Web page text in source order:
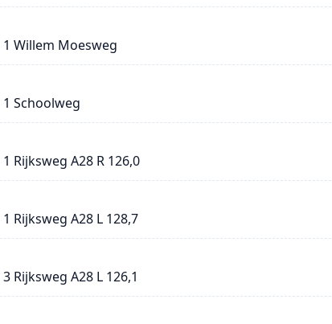
1 Willem Moesweg
Schoolweg
Rijksweg A28 R 126,0
Rijksweg A28 L 128,7
Rijksweg A28 L 126,1